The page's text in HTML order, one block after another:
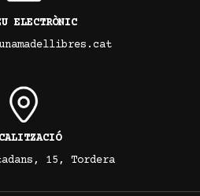
ELECTRÒNIC
15, Tordera